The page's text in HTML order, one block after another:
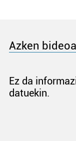
Azken
Ez da
datuekin.